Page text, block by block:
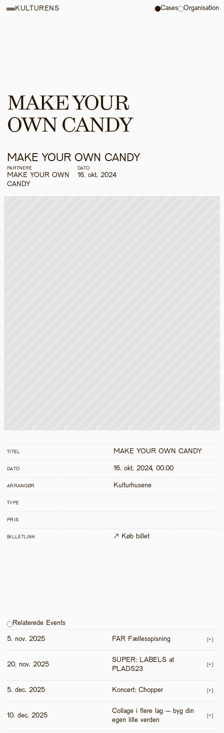
MAKE YOUR
OWN CANDY
MAKE YOUR OWN CANDY
PARTNERE
MAKE YOUR OWN
CANDY
DATO
16. okt. 2024
TITEL MAKE YOUR OWN CANDY
DATO 16. okt. 2024, 00.00
ARRANGØR Kulturhusene
TYPE
PRIS
BILLETLINK ↗ Køb billet
Relaterede Events
5. nov. 2025 FAR Fællesspisning [+]
20. nov. 2025
SUPER: LABELS at
PLADS23
[+]
5. dec. 2025 Koncert: Chopper [+]
10. dec. 2025
Collage i flere lag – byg din
egen lille verden
[+]
KULTURENS Cases Organisation